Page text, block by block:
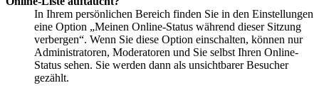
In Ihrem persönlichen Bereich finden Sie in den Einstellungen
eine Option „Meinen Online-Status während dieser Sitzung
verbergen“. Wenn Sie diese Option einschalten, können nur
Administratoren, Moderatoren und Sie selbst Ihren Online-
Status sehen. Sie werden dann als unsichtbarer Besucher
gezählt.